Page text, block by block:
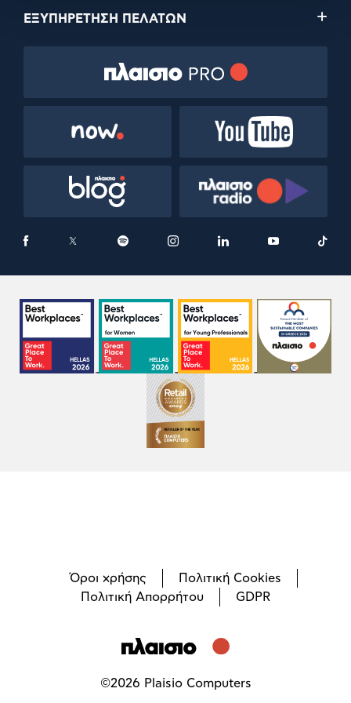
ΕΞΥΠΗΡΕΤΗΣΗ ΠΕΛΑΤΩΝ
Όροι χρήσης
Πολιτική Cookies
Πολιτική Απορρήτου
GDPR
©2026 Plaisio Computers